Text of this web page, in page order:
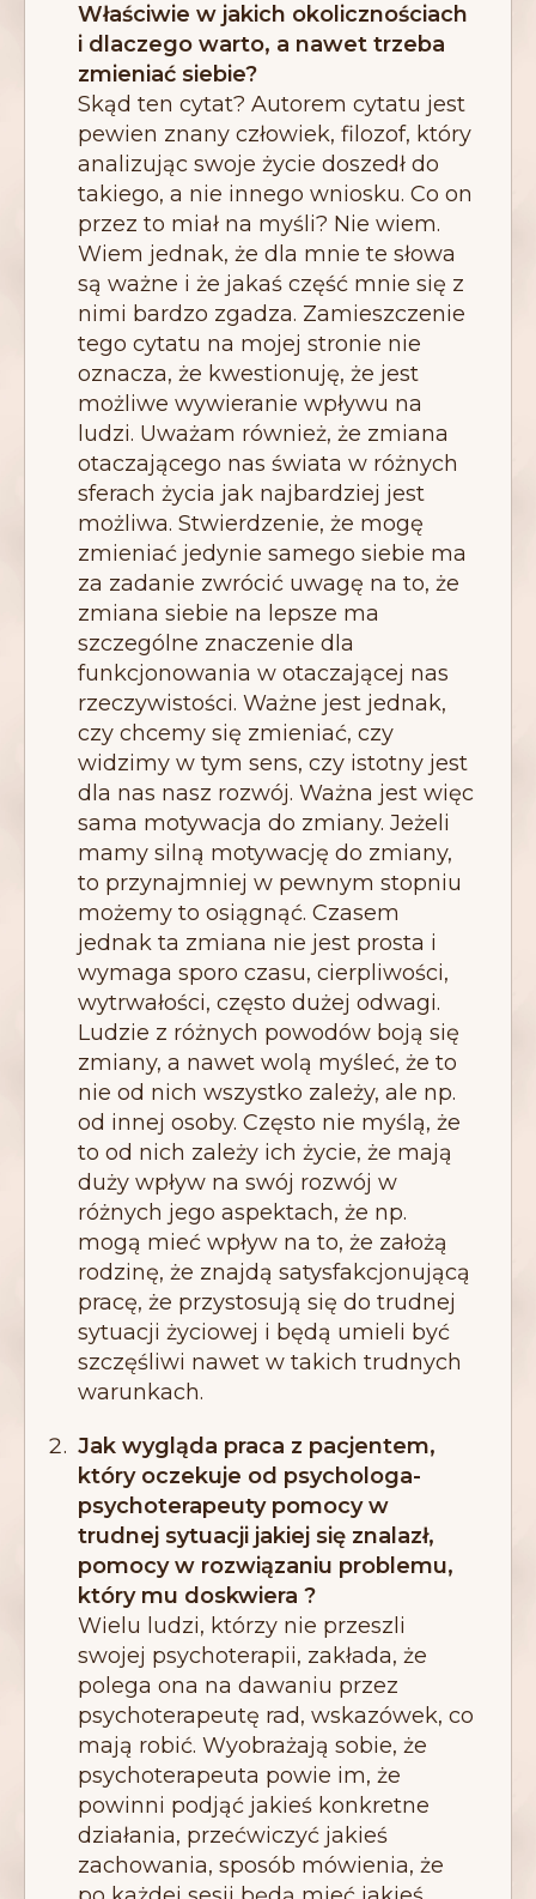
Właściwie w jakich okolicznościach
i dlaczego warto, a nawet trzeba
zmieniać siebie?
Skąd ten cytat? Autorem cytatu jest
pewien znany człowiek, filozof, który
analizując swoje życie doszedł do
takiego, a nie innego wniosku. Co on
przez to miał na myśli? Nie wiem.
Wiem jednak, że dla mnie te słowa
są ważne i że jakaś część mnie się z
nimi bardzo zgadza. Zamieszczenie
tego cytatu na mojej stronie nie
oznacza, że kwestionuję, że jest
możliwe wywieranie wpływu na
ludzi. Uważam również, że zmiana
otaczającego nas świata w różnych
sferach życia jak najbardziej jest
możliwa. Stwierdzenie, że mogę
zmieniać jedynie samego siebie ma
za zadanie zwrócić uwagę na to, że
zmiana siebie na lepsze ma
szczególne znaczenie dla
funkcjonowania w otaczającej nas
rzeczywistości. Ważne jest jednak,
czy chcemy się zmieniać, czy
widzimy w tym sens, czy istotny jest
dla nas nasz rozwój. Ważna jest więc
sama motywacja do zmiany. Jeżeli
mamy silną motywację do zmiany,
to przynajmniej w pewnym stopniu
możemy to osiągnąć. Czasem
jednak ta zmiana nie jest prosta i
wymaga sporo czasu, cierpliwości,
wytrwałości, często dużej odwagi.
Ludzie z różnych powodów boją się
zmiany, a nawet wolą myśleć, że to
nie od nich wszystko zależy, ale np.
od innej osoby. Często nie myślą, że
to od nich zależy ich życie, że mają
duży wpływ na swój rozwój w
różnych jego aspektach, że np.
mogą mieć wpływ na to, że założą
rodzinę, że znajdą satysfakcjonującą
pracę, że przystosują się do trudnej
sytuacji życiowej i będą umieli być
szczęśliwi nawet w takich trudnych
warunkach.
Jak wygląda praca z pacjentem,
który oczekuje od psychologa-
psychoterapeuty pomocy w
trudnej sytuacji jakiej się znalazł,
pomocy w rozwiązaniu problemu,
który mu doskwiera ?
Wielu ludzi, którzy nie przeszli
swojej psychoterapii, zakłada, że
polega ona na dawaniu przez
psychoterapeutę rad, wskazówek, co
mają robić. Wyobrażają sobie, że
psychoterapeuta powie im, że
powinni podjąć jakieś konkretne
działania, przećwiczyć jakieś
zachowania, sposób mówienia, że